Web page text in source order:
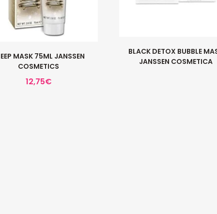
MASK 75ML JANSSEN
COSMETICS
12,75€
BLACK DETOX BUBBLE
JANSSEN COSMETICA